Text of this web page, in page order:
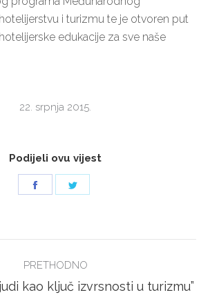
i turizmu te je otvoren put
edukacije za sve naše
22. srpnja 2015.
Podijeli ovu vijest
PRETHODNO
Previous
kao ključ izvrsnosti u turizmu”